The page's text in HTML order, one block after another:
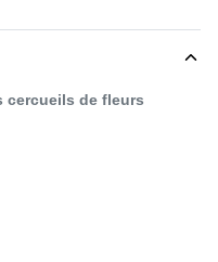
cercueils de fleurs